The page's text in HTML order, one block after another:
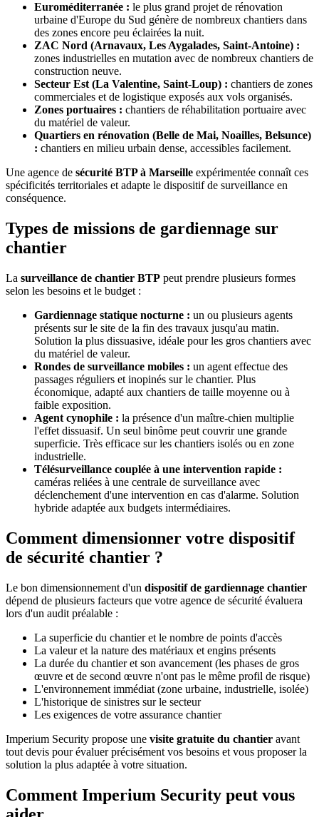
Euroméditerranée : le plus grand projet de rénovation
urbaine d'Europe du Sud génère de nombreux chantiers dans
des zones encore peu éclairées la nuit.
ZAC Nord (Arnavaux, Les Aygalades, Saint-Antoine) :
zones industrielles en mutation avec de nombreux chantiers de
construction neuve.
Secteur Est (La Valentine, Saint-Loup) : chantiers de zones
commerciales et de logistique exposés aux vols organisés.
Zones portuaires : chantiers de réhabilitation portuaire avec
du matériel de valeur.
Quartiers en rénovation (Belle de Mai, Noailles, Belsunce)
: chantiers en milieu urbain dense, accessibles facilement.
Une agence de sécurité BTP à Marseille expérimentée connaît ces
spécificités territoriales et adapte le dispositif de surveillance en
conséquence.
Types de missions de gardiennage sur
chantier
La surveillance de chantier BTP peut prendre plusieurs formes
selon les besoins et le budget :
Gardiennage statique nocturne : un ou plusieurs agents
présents sur le site de la fin des travaux jusqu'au matin.
Solution la plus dissuasive, idéale pour les gros chantiers avec
du matériel de valeur.
Rondes de surveillance mobiles : un agent effectue des
passages réguliers et inopinés sur le chantier. Plus
économique, adapté aux chantiers de taille moyenne ou à
faible exposition.
Agent cynophile : la présence d'un maître-chien multiplie
l'effet dissuasif. Un seul binôme peut couvrir une grande
superficie. Très efficace sur les chantiers isolés ou en zone
industrielle.
Télésurveillance couplée à une intervention rapide :
caméras reliées à une centrale de surveillance avec
déclenchement d'une intervention en cas d'alarme. Solution
hybride adaptée aux budgets intermédiaires.
Comment dimensionner votre dispositif
de sécurité chantier ?
Le bon dimensionnement d'un dispositif de gardiennage chantier
dépend de plusieurs facteurs que votre agence de sécurité évaluera
lors d'un audit préalable :
La superficie du chantier et le nombre de points d'accès
La valeur et la nature des matériaux et engins présents
La durée du chantier et son avancement (les phases de gros
œuvre et de second œuvre n'ont pas le même profil de risque)
L'environnement immédiat (zone urbaine, industrielle, isolée)
L'historique de sinistres sur le secteur
Les exigences de votre assurance chantier
Imperium Security propose une visite gratuite du chantier avant
tout devis pour évaluer précisément vos besoins et vous proposer la
solution la plus adaptée à votre situation.
Comment Imperium Security peut vous